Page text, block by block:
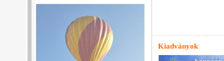
Kiadványok